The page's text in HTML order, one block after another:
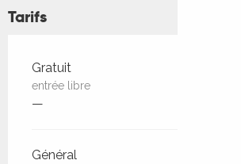
Tarifs
Tarifs 2026
Gratuit
entrée libre
—
Général